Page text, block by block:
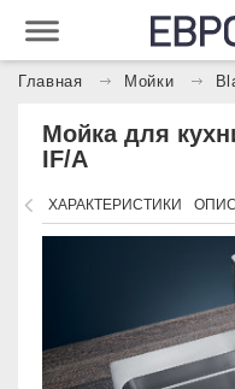
Главная Мойки
Мойка для
IF/A
ХАРАКТЕРИСТИКИ